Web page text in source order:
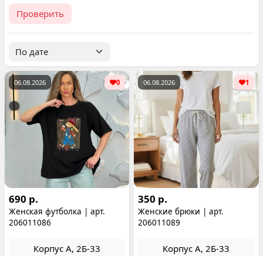
Проверить
06.08.2026 0
690 р.
Женская футболка | арт.
206011086
Корпус А, 2Б-33
06.08.2026 1
350 р.
Женские брюки | арт.
206011089
Корпус А, 2Б-33